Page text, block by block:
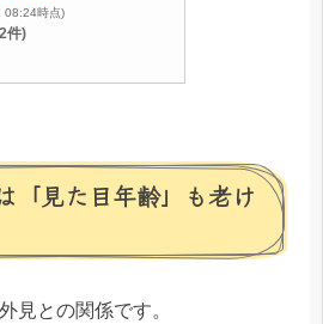
08:24時点)
件)
「見た目年齢」も老け
見との関係です。